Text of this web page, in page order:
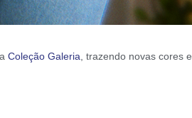
Coleção Galeria , trazendo novas cores e